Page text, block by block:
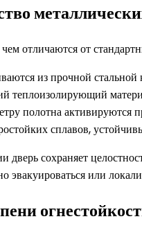
отличаются от
из прочной
теплоизолирующий
полотна активируются
сплавов,
дверь сохраняет
эвакуироваться или